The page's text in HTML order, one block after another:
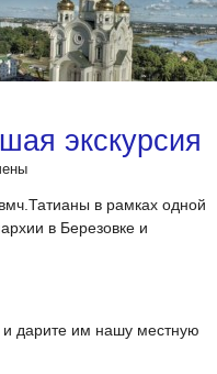
экскурсия
в рамках одной
в Березовке и
и дарите им нашу местную